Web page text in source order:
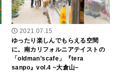
2021.07.15
ゆったり楽しんでもらえる空間
に。南カリフォルニアテイストの
「oldman’scafe」『tera
sanpo』vol.4 ~大倉山~